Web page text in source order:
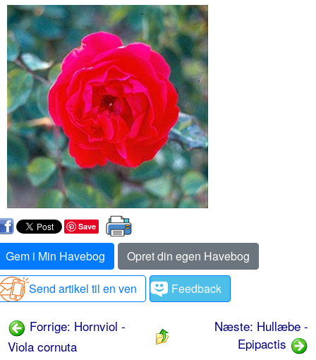
Save
Gem i Min Havebog
Opret din egen Havebog
Send artikel til en ven
Feedback
Forrige: Hornviol -
Viola cornuta
Næste: Hullæbe -
Epipactis